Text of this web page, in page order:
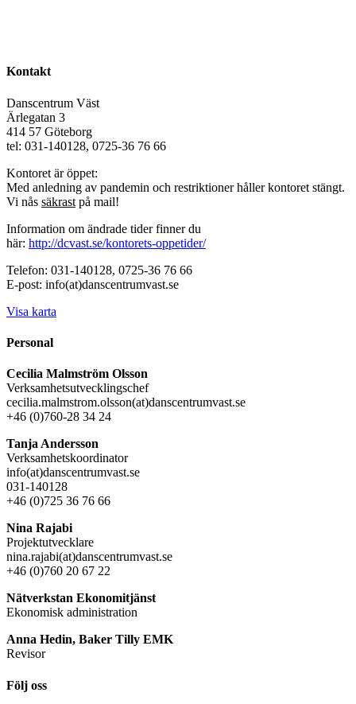
Kontakt
Danscentrum Väst
Ärlegatan 3
414 57 Göteborg
tel: 031-140128, 0725-36 76 66
Kontoret är öppet:
Med anledning av pandemin och restriktioner håller kontoret stängt.
Vi nås säkrast på mail!
Information om ändrade tider finner du
här: http://dcvast.se/kontorets-oppetider/
Telefon: 031-140128, 0725-36 76 66
E-post: info(at)danscentrumvast.se
Visa karta
Personal
Cecilia Malmström Olsson
Verksamhetsutvecklingschef
cecilia.malmstrom.olsson(at)danscentrumvast.se
+46 (0)760-28 34 24
Tanja Andersson
Verksamhetskoordinator
info(at)danscentrumvast.se
031-140128
+46 (0)725 36 76 66
Nina Rajabi
Projektutvecklare
nina.rajabi(at)danscentrumvast.se
+46 (0)760 20 67 22
Nätverkstan Ekonomitjänst
Ekonomisk administration
Anna Hedin, Baker Tilly EMK
Revisor
Följ oss